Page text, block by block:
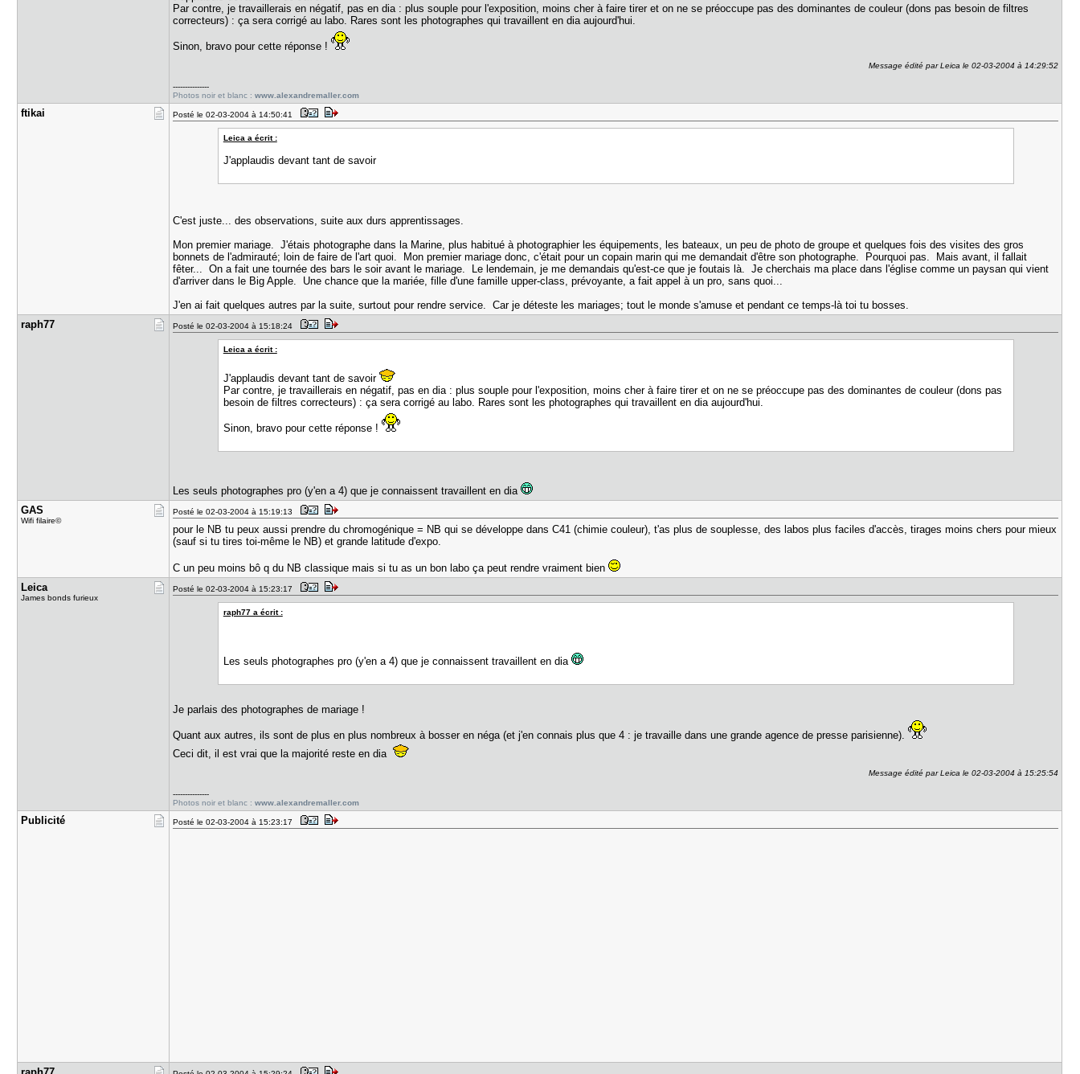
Par contre, je travaillerais en négatif, pas en dia : plus souple pour l'exposition, moins cher à faire tirer et on ne se préoccupe pas des dominantes de couleur (dons pas besoin de filtres
correcteurs) : ça sera corrigé au labo. Rares sont les photographes qui travaillent en dia aujourd'hui.
Sinon, bravo pour cette réponse !
Message édité par Leica le 02-03-2004 à 14:29:52
---------------
Photos noir et blanc :www.alexandremaller.com
ftikai Posté le 02-03-2004 à 14:50:41
Leica a écrit :
J'applaudis devant tant de savoir
C'est juste... des observations, suite aux durs apprentissages.
Mon premier mariage. J'étais photographe dans la Marine, plus habitué à photographier les équipements, les bateaux, un peu de photo de groupe et quelques fois des visites des gros
bonnets de l'admirauté; loin de faire de l'art quoi. Mon premier mariage donc, c'était pour un copain marin qui me demandait d'être son photographe. Pourquoi pas. Mais avant, il fallait
fêter... On a fait une tournée des bars le soir avant le mariage. Le lendemain, je me demandais qu'est-ce que je foutais là. Je cherchais ma place dans l'église comme un paysan qui vient
d'arriver dans le Big Apple. Une chance que la mariée, fille d'une famille upper-class, prévoyante, a fait appel à un pro, sans quoi...
J'en ai fait quelques autres par la suite, surtout pour rendre service. Car je déteste les mariages; tout le monde s'amuse et pendant ce temps-là toi tu bosses.
raph77
Posté le 02-03-2004 à 15:18:24
Leica a écrit :
J'applaudis devant tant de savoir
Par contre, je travaillerais en négatif, pas en dia : plus souple pour l'exposition, moins cher à faire tirer et on ne se préoccupe pas des dominantes de couleur (dons pas
besoin de filtres correcteurs) : ça sera corrigé au labo. Rares sont les photographes qui travaillent en dia aujourd'hui.
Sinon, bravo pour cette réponse !
Les seuls photographes pro (y'en a 4) que je connaissent travaillent en dia
GAS
Wifi filaire©
Posté le 02-03-2004 à 15:19:13
pour le NB tu peux aussi prendre du chromogénique = NB qui se développe dans C41 (chimie couleur), t'as plus de souplesse, des labos plus faciles d'accès, tirages moins chers pour mieux
(sauf si tu tires toi-même le NB) et grande latitude d'expo.
C un peu moins bô q du NB classique mais si tu as un bon labo ça peut rendre vraiment bien
Leica
James bonds furieux
Posté le 02-03-2004 à 15:23:17
raph77 a écrit :
Les seuls photographes pro (y'en a 4) que je connaissent travaillent en dia
Je parlais des photographes de mariage !
Quant aux autres, ils sont de plus en plus nombreux à bosser en néga (et j'en connais plus que 4 : je travaille dans une grande agence de presse parisienne).
Ceci dit, il est vrai que la majorité reste en dia
Message édité par Leica le 02-03-2004 à 15:25:54
---------------
Photos noir et blanc :www.alexandremaller.com
Publicité Posté le 02-03-2004 à 15:23:17